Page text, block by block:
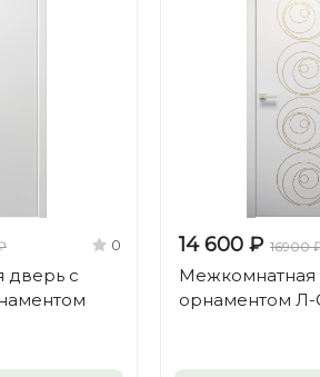
0
дверь с
14 600 ₽ 16900
Межкомнатная
орнаментом Л-